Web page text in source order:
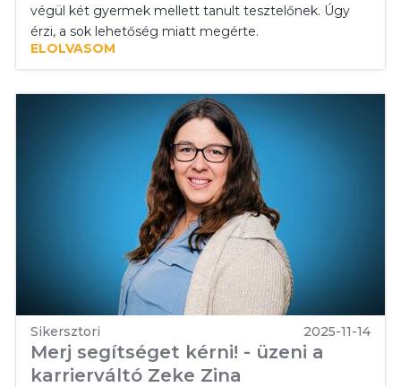
végül két gyermek mellett tanult tesztelőnek. Úgy
érzi, a sok lehetőség miatt megérte.
ELOLVASOM
Sikersztori 2025-11-14
Merj segítséget kérni! - üzeni a
karrierváltó Zeke Zina